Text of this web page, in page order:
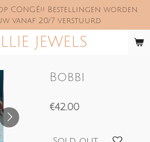
JEWELS
CONGÉ!! Bestellingen worden
vanaf 20/7 verstuurd
Bobbi
€42.00